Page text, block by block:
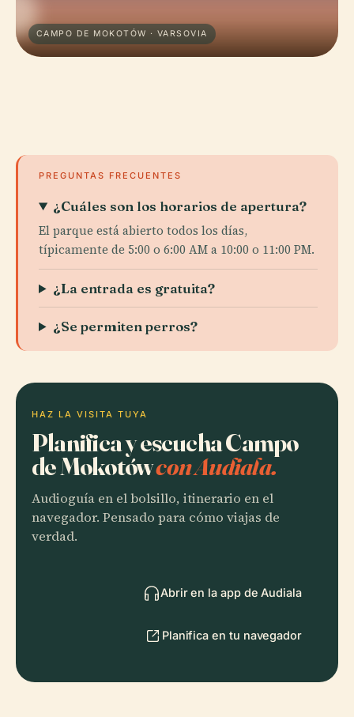
CAMPO DE MOKOTÓW · VARSOVIA
PREGUNTAS FRECUENTES
¿Cuáles son los horarios de apertura?
El parque está abierto todos los días,
típicamente de 5:00 o 6:00 AM a 10:00 o 11:00 PM.
¿La entrada es gratuita?
¿Se permiten perros?
HAZ LA VISITA TUYA
Planifica y escucha Campo
de Mokotówcon Audiala.
Audioguía en el bolsillo, itinerario en el
navegador. Pensado para cómo viajas de
verdad.
Abrir en la app de Audiala
Planifica en tu navegador